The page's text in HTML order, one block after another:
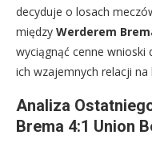
decyduje o losach
między Werderem
wyciągnąć cenne wnioski
ich wzajemnych relacji na
Analiza
Brema 4:1 Union